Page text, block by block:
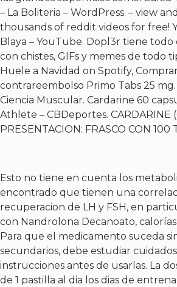
– La Boliteria – WordPress. – view
thousands of reddit videos for free!
Blaya – YouTube. Dopl3r tiene
con chistes, GIFs y memes de todo
Huele a Navidad on Spotify,
contrareembolso Primo Tabs 25 mg
Ciencia Muscular. Cardarine 60
Athlete – CBDeportes. CARDARINE
PRESENTACION: FRASCO CON 100
Esto no tiene en cuenta los
encontrado que tienen una
recuperacion de LH y FSH, en
con Nandrolona Decanoato,
Para que el medicamento suceda
secundarios, debe estudiar
instrucciones antes de usarlas. La
de 1 pastilla al dia los dias de